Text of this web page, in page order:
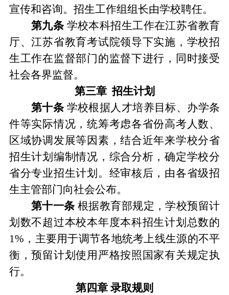
宣传和咨询。招生工作组组长由学校聘任。
第九条 学校本科招生工作在江苏省教育
厅、江苏省教育考试院领导下实施 ， 学校招
生工作在监督部门的监督下进行 ， 同时接受
社会各界监督。
第三章 招生计划
第十条 学校根据人才培养目标、办学条
件等实际情况，统筹考虑各省份高考人数、
区域协调发展等因素，结合近年来学校分省
招生计划编制情况，综合分析，确定学校分
省分专业招生计划。经审核后，由各省级招
生主管部门向社会公布。
第十一条 根据教育部规定 ，学校预留计
划数不超过本校本年度本科招生计划总数的
1% ， 主要用于调节各地统考上线生源的不平
衡 ，预留计划使用严格按照国家有关规定执
行。
第四章 录取规则